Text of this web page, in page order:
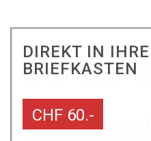
DIREKT IN
BRIEFKASTEN
CHF 60.-